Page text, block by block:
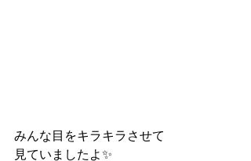
みんな目をキラキラさせて
見ていましたよ✨